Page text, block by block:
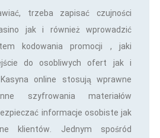
trzeba zapisać czujności
jak i również wprowadzić
kodowania promocji , jaki
do osobliwych ofert jak i
online stosują wprawne
szyfrowania materiałów
informacje osobiste jak
klientów. Jednym spośród